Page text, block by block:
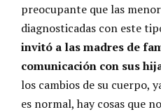
preocupante que las
diagnosticadas con este
invitó a las madres de
comunicación con sus
los cambios de su cuerpo,
es normal, hay cosas que